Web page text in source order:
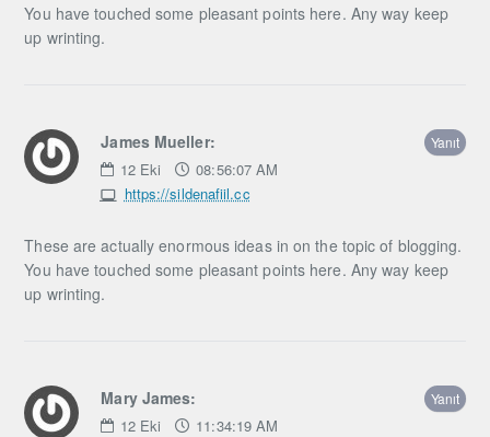
You have touched some pleasant points here. Any way keep
up wrinting.
James Mueller:
12 Eki
08:56:07 AM
https://sildenafiil.cc
Yanıt
These are actually enormous ideas in on the topic of blogging.
You have touched some pleasant points here. Any way keep
up wrinting.
Mary James:
12 Eki
11:34:19 AM
Yanıt